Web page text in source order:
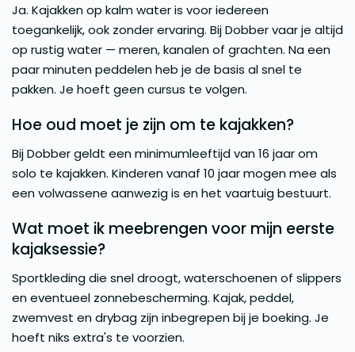
Ja. Kajakken op kalm water is voor iedereen
toegankelijk, ook zonder ervaring. Bij Dobber vaar je altijd
op rustig water — meren, kanalen of grachten. Na een
paar minuten peddelen heb je de basis al snel te
pakken. Je hoeft geen cursus te volgen.
Hoe oud moet je zijn om te kajakken?
Bij Dobber geldt een minimumleeftijd van 16 jaar om
solo te kajakken. Kinderen vanaf 10 jaar mogen mee als
een volwassene aanwezig is en het vaartuig bestuurt.
Wat moet ik meebrengen voor mijn eerste
kajaksessie?
Sportkleding die snel droogt, waterschoenen of slippers
en eventueel zonnebescherming. Kajak, peddel,
zwemvest en drybag zijn inbegrepen bij je boeking. Je
hoeft niks extra's te voorzien.